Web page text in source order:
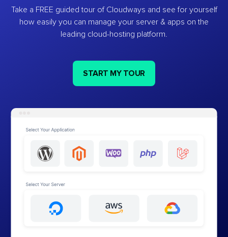
Take a FREE guided tour of Cloudways and see for yourself
how easily you can manage your server & apps on the
leading cloud-hosting platform.
START MY TOUR